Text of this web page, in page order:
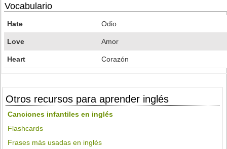
Vocabulario
Hate Odio
Love Amor
Heart Corazón
Otros recursos para aprender inglés
Canciones infantiles en inglés
Flashcards
Frases más usadas en inglés